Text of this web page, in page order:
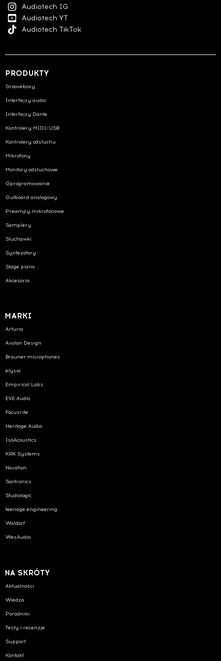
Audiotech IG
Audiotech YT
Audiotech TikTok
PRODUKTY
Grooveboxy
Interfejsy audio
Interfejsy Dante
Kontrolery MIDI/USB
Kontrolery odsłuchu
Mikrofony
Monitory odsłuchowe
Oprogramowanie
Outboard analogowy
Preampy mikrofonowe
Samplery
Słuchawki
Syntezatory
Stage piano
Akcesoria
MARKI
Arturia
Avalon Design
Brauner.microphones
elysia
Empirical Labs
EVE Audio
Focusrite
Heritage Audio
IsoAcoustics
KRK Systems
Novation
Sontronics
Studiologic
teenage engineering
Waldorf
WesAudio
NA SKRÓTY
Aktualności
Wiedza
Poradniki
Testy i recenzje
Support
Kontakt